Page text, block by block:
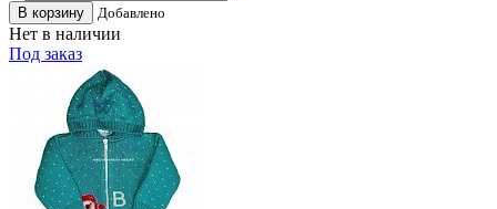
В корзину Добавлено
Нет в наличии
Под заказ